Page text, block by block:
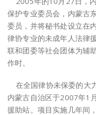
保护专业委员会，内蒙古
委员，并将秘书处设立在
律协专业的未成年人法律
联和团委等社会团体为辅
作时。
在全国律协未保委的大
内蒙古自治区于2007年1
援助站。项目实施几年间